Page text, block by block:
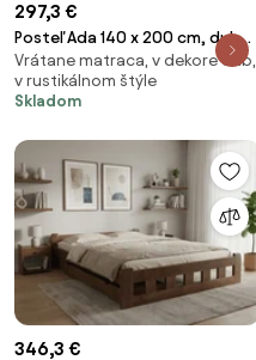
297,3 €
Posteľ Ada 140 x 200 cm, dub
Rošt: S latkovým roštom,
Matrac: Matrac SOMMERA 18
cm
Vrátane matraca, v dekore dub,
v rustikálnom štýle
Skladom
346,3 €